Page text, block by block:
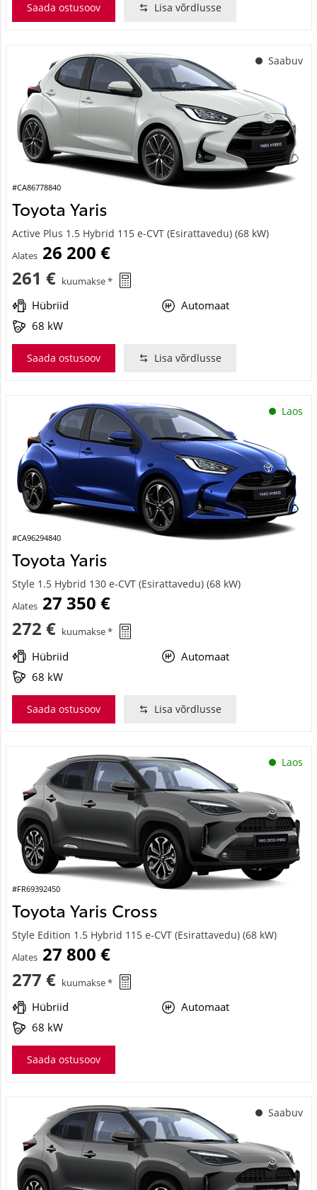
Saada ostusoov Lisa võrdlusse
Saabuv
#CA86778840
Toyota Yaris
Active Plus 1.5 Hybrid 115 e-CVT (Esirattavedu) (68 kW)
Alates 26 200 €
261 € kuumakse *
Hübriid
Automaat
68 kW
Saada ostusoov Lisa võrdlusse
Laos
#CA96294840
Toyota Yaris
Style 1.5 Hybrid 130 e-CVT (Esirattavedu) (68 kW)
Alates 27 350 €
272 € kuumakse *
Hübriid
Automaat
68 kW
Saada ostusoov Lisa võrdlusse
Laos
#FR69392450
Toyota Yaris Cross
Style Edition 1.5 Hybrid 115 e-CVT (Esirattavedu) (68 kW)
Alates 27 800 €
277 € kuumakse *
Hübriid
Automaat
68 kW
Saada ostusoov
Saabuv